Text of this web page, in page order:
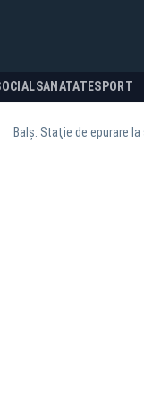
SANATATESPORT
Balş: Staţie de epurare